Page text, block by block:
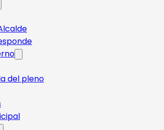
del pleno